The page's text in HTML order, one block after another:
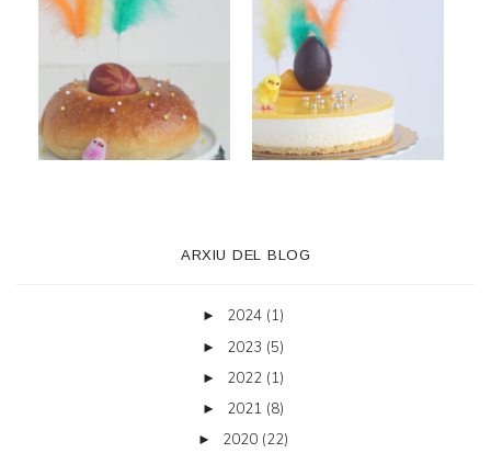
ARXIU DEL BLOG
► 2024 (1)
► 2023 (5)
► 2022 (1)
► 2021 (8)
► 2020 (22)